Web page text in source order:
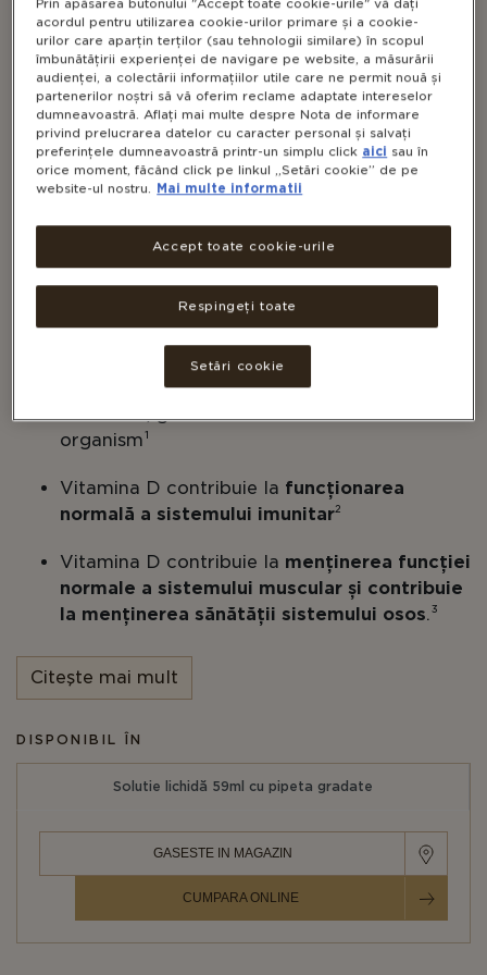
VITAMINA D3 LICHIDĂ 2500IU
(62,5 ΜG)
2500 UI (62.5 μg) de vitamina D3
bioactivă, gata de utilizare de către
organism¹
Vitamina D contribuie la funcționarea
normală a sistemului imunitar²
Vitamina D contribuie la menținerea funcției
normale a sistemului muscular și contribuie
la menținerea sănătății sistemului osos.³
Formulă lichidă ușor de administrat, cu
plăcut de portocală din aroma naturală
Potrivit pentru
Vitamina D3 Lichidăfurnizează o doză concentrată
ideală pentru persoanele care întâmpină dificultăți
la înghițirea comprimatelor sau capsulelor, oferind
Importanța vitaminei D3: Vitamina D este un
nutrientesențial, unic prin faptul că nu provine în
Citeşte mai mult
DISPONIBIL ÎN
Solutie lichidă 59ml cu pipeta gradate
GASESTE IN MAGAZIN
CUMPARA ONLINE
Prin apăsarea butonului "Accept toate cookie-urile" vă dați
acordul pentru utilizarea cookie-urilor primare și a cookie-
urilor care aparțin terților (sau tehnologii similare) în scopul
îmbunătățirii experienței de navigare pe website, a măsurării
audienței, a colectării informațiilor utile care ne permit nouă și
partenerilor noștri să vă oferim reclame adaptate intereselor
dumneavoastră. Aflați mai multe despre Nota de informare
privind prelucrarea datelor cu caracter personal și salvați
preferințele dumneavoastră printr-un simplu click aici sau în
orice moment, făcând click pe linkul „Setări cookie” de pe
website-ul nostru. Mai multe informatii
Respingeți toate
Accept toate cookie-urile
Setări cookie